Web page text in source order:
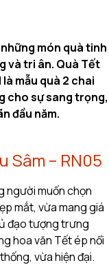
món quà tinh
và tri ân. Quà Tết
là mẫu quà 2 chai
cho sự sang trọng,
đầu năm.
Sâm – RN05
người muốn chọn
mắt, vừa mang giá
đạo tượng trưng
hoa văn Tết ép nổi
vừa hiện đại.